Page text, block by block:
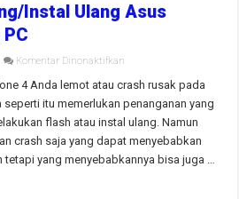
Instal Ulang Asus
Komentar Dinonaktifkan
Flashing/Instal
Asus
Zenfone
4
Tanpa
4 Anda lemot atau crash rusak pada
itu memerlukan penanganan yang
flash atau instal ulang. Namun
crash saja yang dapat menyebabkan
yang menyebabkannya bisa juga …